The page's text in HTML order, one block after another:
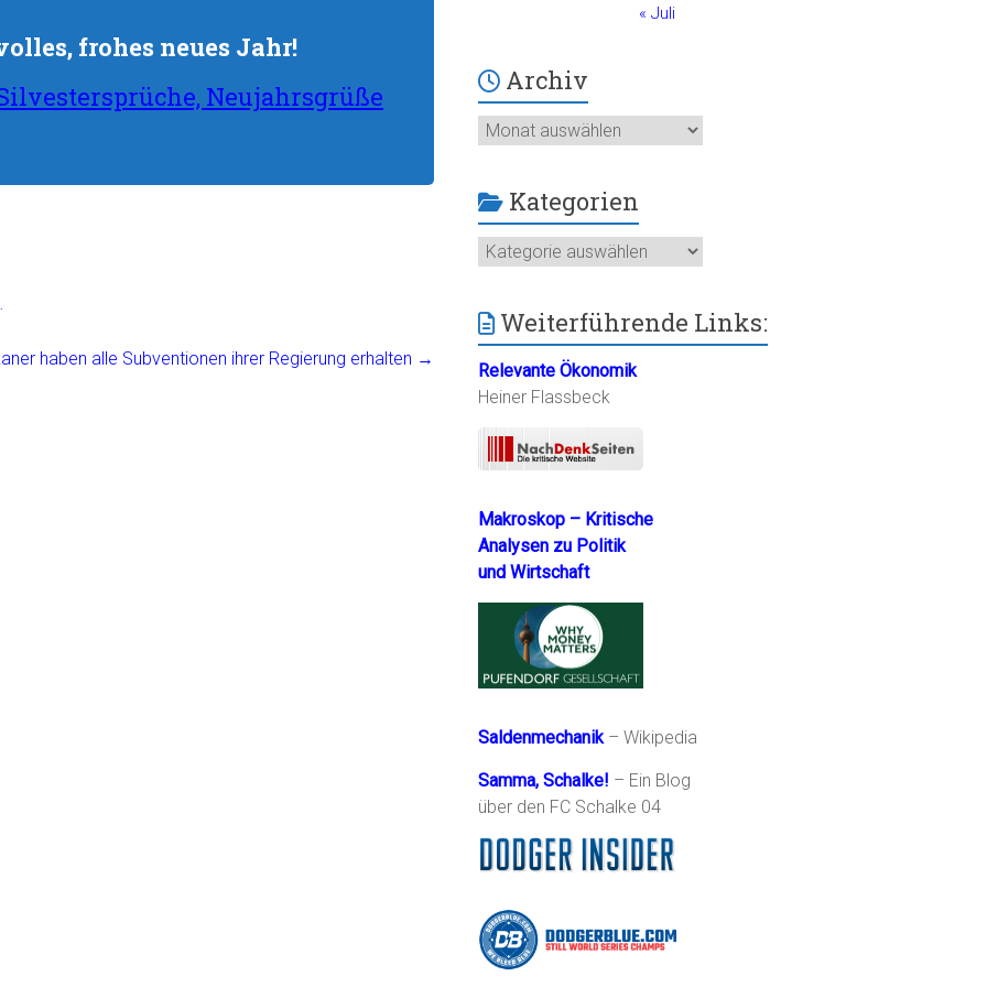
frohes neues Jahr!
Neujahrsgrüße
haben alle Subventionen ihrer Regierung erhalten →
« Juli
Archiv
Archiv
Kategorien
Kategorien
Weiterführende Links:
Relevante Ökonomik
Heiner Flassbeck
Makroskop – Kritische
Analysen zu Politik
und Wirtschaft
Saldenmechanik– Wikipedia
Samma, Schalke! – Ein Blog
über den FC Schalke 04